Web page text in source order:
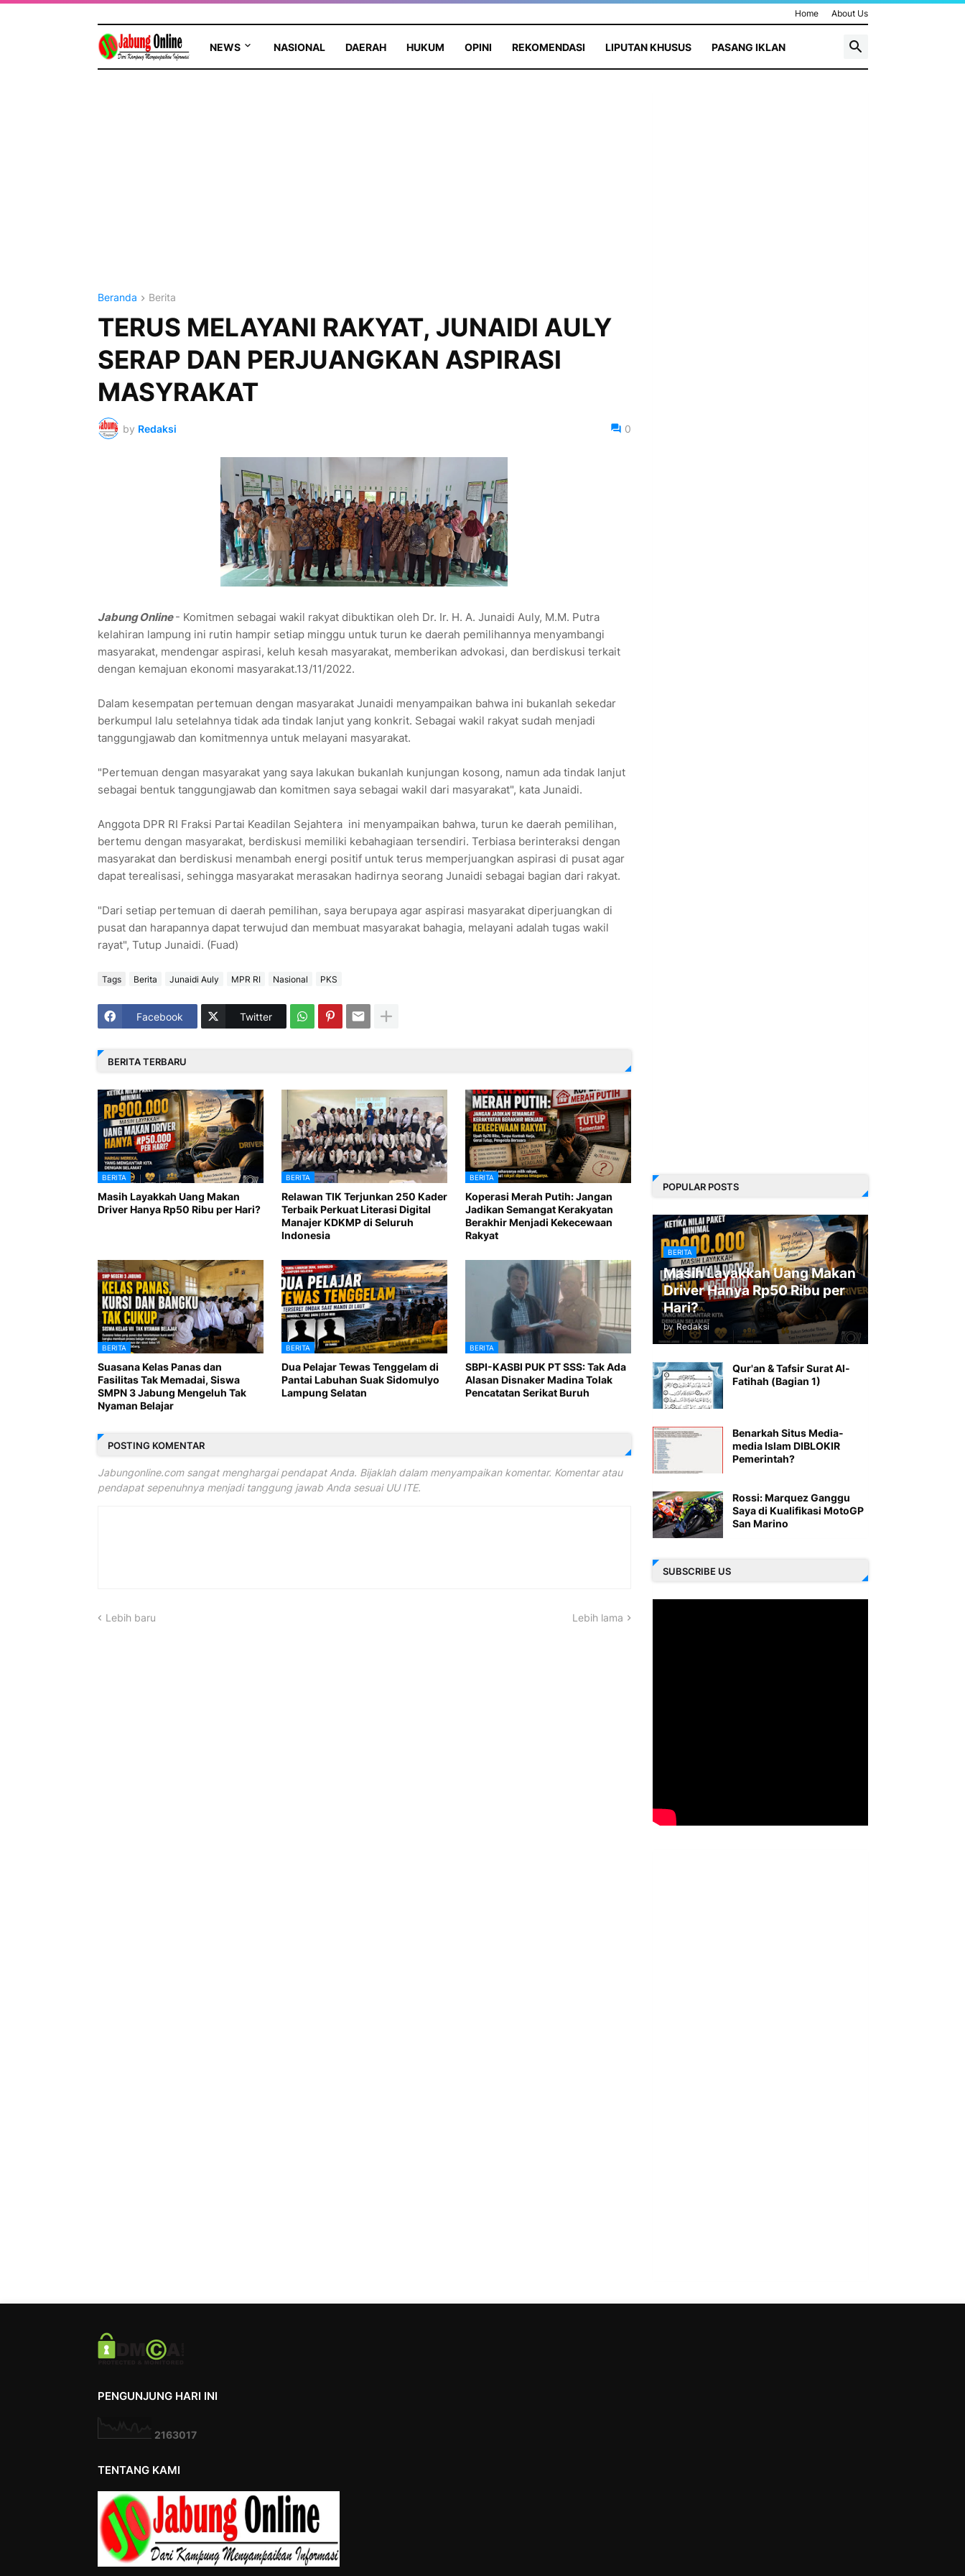
Home About Us
NEWS NASIONAL DAERAH HUKUM OPINI REKOMENDASI LIPUTAN KHUSUS PASANG IKLAN
Beranda Berita
TERUS MELAYANI RAKYAT, JUNAIDI AULY
SERAP DAN PERJUANGKAN ASPIRASI
MASYRAKAT
by Redaksi 0
Jabung Online- Komitmen sebagai wakil rakyat dibuktikan oleh Dr. Ir. H. A. Junaidi Auly, M.M. Putra
kelahiran lampung ini rutin hampir setiap minggu untuk turun ke daerah pemilihannya menyambangi
masyarakat, mendengar aspirasi, keluh kesah masyarakat, memberikan advokasi, dan berdiskusi terkait
dengan kemajuan ekonomi masyarakat.13/11/2022.
Dalam kesempatan pertemuan dengan masyarakat Junaidi menyampaikan bahwa ini bukanlah sekedar
berkumpul lalu setelahnya tidak ada tindak lanjut yang konkrit. Sebagai wakil rakyat sudah menjadi
tanggungjawab dan komitmennya untuk melayani masyarakat.
"Pertemuan dengan masyarakat yang saya lakukan bukanlah kunjungan kosong, namun ada tindak lanjut
sebagai bentuk tanggungjawab dan komitmen saya sebagai wakil dari masyarakat", kata Junaidi.
Anggota DPR RI Fraksi Partai Keadilan Sejahtera ini menyampaikan bahwa, turun ke daerah pemilihan,
bertemu dengan masyarakat, berdiskusi memiliki kebahagiaan tersendiri. Terbiasa berinteraksi dengan
masyarakat dan berdiskusi menambah energi positif untuk terus memperjuangkan aspirasi di pusat agar
dapat terealisasi, sehingga masyarakat merasakan hadirnya seorang Junaidi sebagai bagian dari rakyat.
"Dari setiap pertemuan di daerah pemilihan, saya berupaya agar aspirasi masyarakat diperjuangkan di
pusat dan harapannya dapat terwujud dan membuat masyarakat bahagia, melayani adalah tugas wakil
rayat", Tutup Junaidi. (Fuad)
Tags Berita Junaidi Auly MPR RI Nasional PKS
Facebook Twitter
BERITA TERBARU
BERITA
Masih Layakkah Uang Makan
Driver Hanya Rp50 Ribu per Hari?
BERITA
Relawan TIK Terjunkan 250 Kader
Terbaik Perkuat Literasi Digital
Manajer KDKMP di Seluruh
Indonesia
BERITA
Koperasi Merah Putih: Jangan
Jadikan Semangat Kerakyatan
Berakhir Menjadi Kekecewaan
Rakyat
BERITA
Suasana Kelas Panas dan
Fasilitas Tak Memadai, Siswa
SMPN 3 Jabung Mengeluh Tak
Nyaman Belajar
BERITA
Dua Pelajar Tewas Tenggelam di
Pantai Labuhan Suak Sidomulyo
Lampung Selatan
BERITA
SBPI-KASBI PUK PT SSS: Tak Ada
Alasan Disnaker Madina Tolak
Pencatatan Serikat Buruh
POSTING KOMENTAR
Jabungonline.com sangat menghargai pendapat Anda. Bijaklah dalam menyampaikan komentar. Komentar atau
pendapat sepenuhnya menjadi tanggung jawab Anda sesuai UU ITE.
Lebih baru Lebih lama
POPULAR POSTS
BERITA
Masih Layakkah Uang Makan
Driver Hanya Rp50 Ribu per
Hari?
by Redaksi
Qur'an & Tafsir Surat Al-
Fatihah (Bagian 1)
Benarkah Situs Media-
media Islam DIBLOKIR
Pemerintah?
Rossi: Marquez Ganggu
Saya di Kualifikasi MotoGP
San Marino
SUBSCRIBE US
PENGUNJUNG HARI INI
2163017
TENTANG KAMI